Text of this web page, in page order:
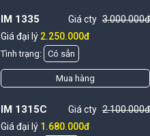
IM 1335 Giá cty 3.000.000đ
Giá đại lý 2.250.000đ
Tình trạng: Có sẳn
Mua hàng
IM 1315C Giá cty 2.100.000đ
Giá đại lý 1.680.000đ